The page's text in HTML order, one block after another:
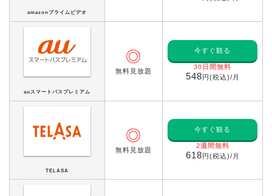
amazonプライムビデオ
auスマートパスプレミアム
◎
無料見放題
今すぐ観る
30日間無料
548円(税込)/月
TELASA
◎
無料見放題
今すぐ観る
2週間無料
618円(税込)/月